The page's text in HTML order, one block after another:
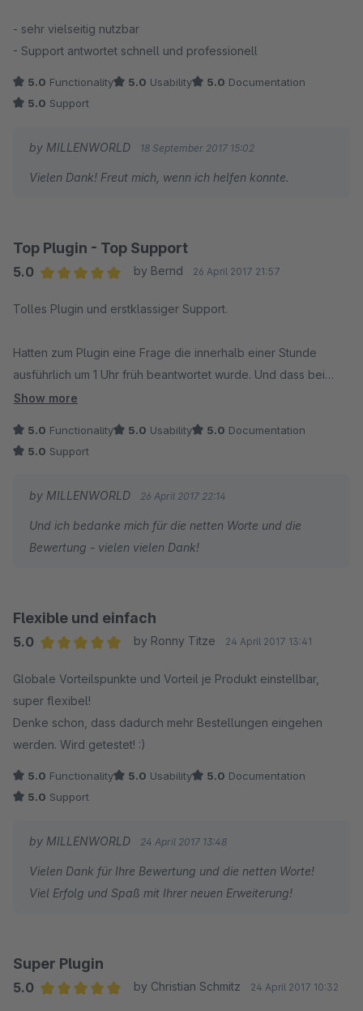
- sehr vielseitig nutzbar
- Support antwortet schnell und professionell
5.0 Functionality 5.0 Usability 5.0 Documentation
5.0 Support
by MILLENWORLD 18 September 2017 15:02
Vielen Dank! Freut mich, wenn ich helfen konnte.
Top Plugin - Top Support
5.0
by Bernd 26 April 2017 21:57
Tolles Plugin und erstklassiger Support.
Hatten zum Plugin eine Frage die innerhalb einer Stunde
ausführlich um 1 Uhr früh beantwortet wurde. Und dass bei
einer Testversion.
Zehn Sterne reichen hier nicht aus - Sehr zu empfehlen.
Show more
5.0 Functionality 5.0 Usability 5.0 Documentation
5.0 Support
by MILLENWORLD 26 April 2017 22:14
Und ich bedanke mich für die netten Worte und die
Bewertung - vielen vielen Dank!
Flexible und einfach
5.0
by Ronny Titze 24 April 2017 13:41
Globale Vorteilspunkte und Vorteil je Produkt einstellbar,
super flexibel!
Denke schon, dass dadurch mehr Bestellungen eingehen
werden. Wird getestet! :)
5.0 Functionality 5.0 Usability 5.0 Documentation
5.0 Support
by MILLENWORLD 24 April 2017 13:48
Vielen Dank für Ihre Bewertung und die netten Worte!
Viel Erfolg und Spaß mit Ihrer neuen Erweiterung!
Super Plugin
5.0
by Christian Schmitz 24 April 2017 10:32